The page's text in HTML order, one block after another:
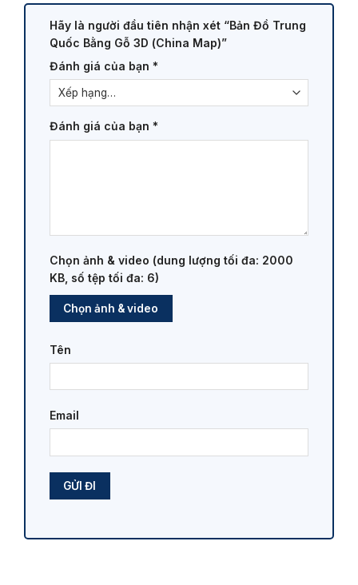
Hãy là người đầu tiên nhận xét “Bản Đồ Trung
Quốc Bằng Gỗ 3D (China Map)”
Đánh giá của bạn *
Đánh giá của bạn *
Chọn ảnh & video (dung lượng tối đa: 2000
KB, số tệp tối đa: 6)
Chọn ảnh & video
Tên
Email